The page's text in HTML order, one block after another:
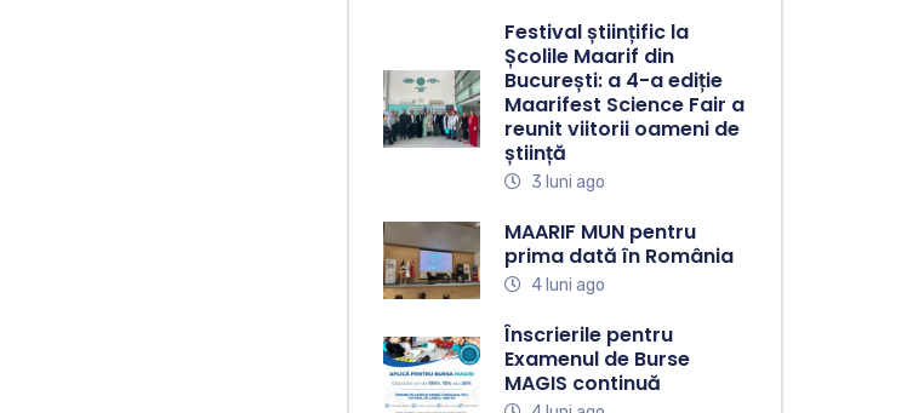
Festival științific la
Școlile Maarif din
București: a 4-a ediție
Maarifest Science Fair a
reunit viitorii oameni de
știință
3 luni ago
MAARIF MUN pentru
prima dată în România
4 luni ago
Înscrierile pentru
Examenul de Burse
MAGIS continuă